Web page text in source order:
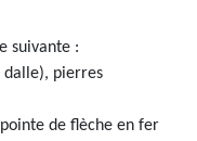
suivante :
dalle), pierres
de flèche en fer